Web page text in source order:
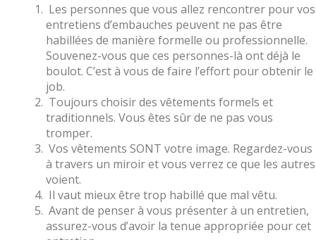
Les personnes que vous allez rencontrer pour vos
entretiens d’embauches peuvent ne pas être
habillées de manière formelle ou professionnelle.
Souvenez-vous que ces personnes-là ont déjà le
boulot. C’est à vous de faire l’effort pour obtenir le
job.
Toujours choisir des vêtements formels et
traditionnels. Vous êtes sûr de ne pas vous
tromper.
Vos vêtements SONT votre image. Regardez-vous
à travers un miroir et vous verrez ce que les autres
voient.
Il vaut mieux être trop habillé que mal vêtu.
Avant de penser à vous présenter à un entretien,
assurez-vous d’avoir la tenue appropriée pour cet